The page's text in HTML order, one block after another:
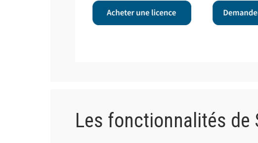
Les fonctionnalités de